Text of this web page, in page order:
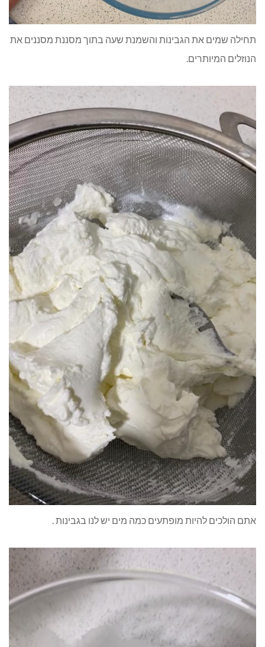
תחילה שמים את הגבינות והשמנת שעה בתוך מסננת מסננים את
הנוזלים המיותרים.
אתם הולכים להיות מופתעים כמה מים יש לנו בגבינות .